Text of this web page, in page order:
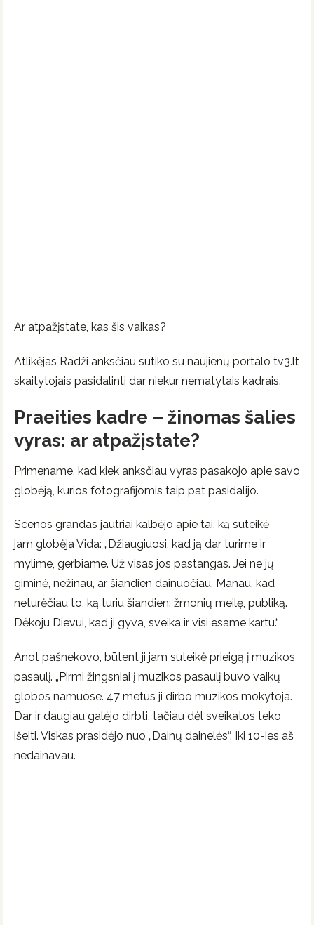
Ar atpažįstate, kas šis vaikas?
Atlikėjas Radži anksčiau sutiko su naujienų portalo tv3.lt
skaitytojais pasidalinti dar niekur nematytais kadrais.
Praeities kadre – žinomas šalies
vyras: ar atpažįstate?
Primename, kad kiek anksčiau vyras pasakojo apie savo
globėją, kurios fotografijomis taip pat pasidalijo.
Scenos grandas jautriai kalbėjo apie tai, ką suteikė
jam globėja Vida: „Džiaugiuosi, kad ją dar turime ir
mylime, gerbiame. Už visas jos pastangas. Jei ne jų
giminė, nežinau, ar šiandien dainuočiau. Manau, kad
neturėčiau to, ką turiu šiandien: žmonių meilę, publiką.
Dėkoju Dievui, kad ji gyva, sveika ir visi esame kartu.“
Anot pašnekovo, būtent ji jam suteikė prieigą į muzikos
pasaulį. „Pirmi žingsniai į muzikos pasaulį buvo vaikų
globos namuose. 47 metus ji dirbo muzikos mokytoja.
Dar ir daugiau galėjo dirbti, tačiau dėl sveikatos teko
išeiti. Viskas prasidėjo nuo „Dainų dainelės“. Iki 10-ies aš
nedainavau.